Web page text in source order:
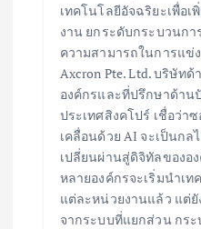
เทคโนโลยีอัจฉริยะเพื่อ
งาน ยกระดับกระบวนกา
ความสามารถในการแข่
Axcron Pte. Ltd. บริษัท
องค์กรและที่ปรึกษาด้า
ประเทศสิงคโปร์ เชื่อว่า
เคลื่อนด้วย AI จะเป็นก
เปลี่ยนผ่านสู่ดิจิทัลของอ
หลายองค์กรจะเริ่มนำเ
แต่ละหน่วยงานแล้ว แต่
จากระบบที่แยกส่วน กร